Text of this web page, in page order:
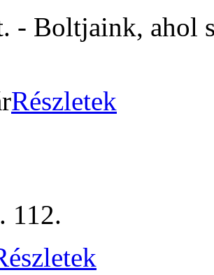
- Boltjaink, ahol
Részletek
112.